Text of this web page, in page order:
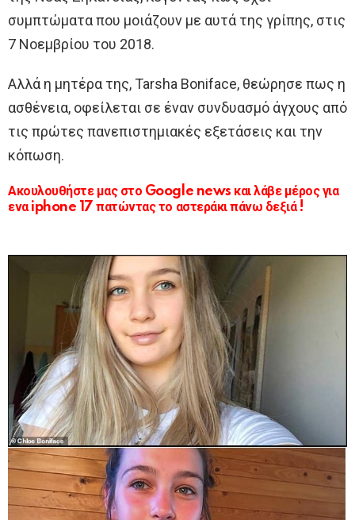
συμπτώματα που μοιάζουν με αυτά της γρίπης, στις
7 Νοεμβρίου του 2018.
Αλλά η μητέρα της, Tarsha Boniface, θεώρησε πως η
ασθένεια, οφείλεται σε έναν συνδυασμό άγχους από
τις πρώτες πανεπιστημιακές εξετάσεις και την
κόπωση.
Ακουλουθήστε μας στο Google news και λάβε μέρος για
ενα iphone 17 πατώντας το αστεράκι πάνω δεξιά !